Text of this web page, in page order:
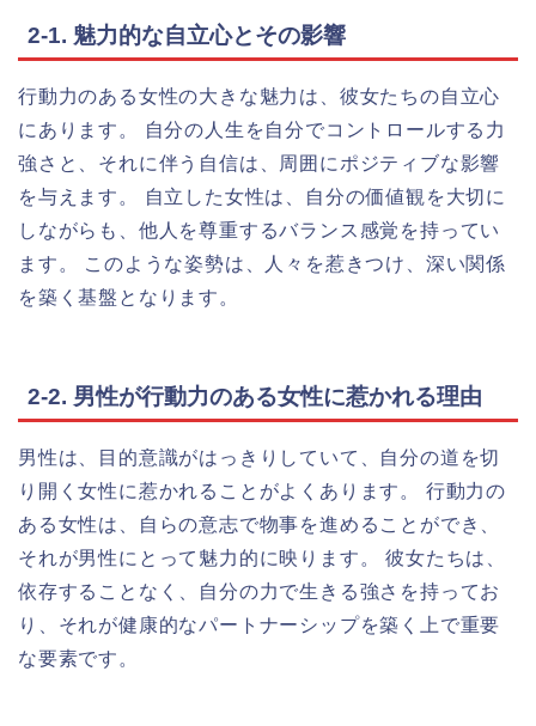
2-1. 魅力的な自立心とその影響
行動力のある女性の大きな魅力は、彼女たちの自立心
にあります。 自分の人生を自分でコントロールする力
強さと、それに伴う自信は、周囲にポジティブな影響
を与えます。 自立した女性は、自分の価値観を大切に
しながらも、他人を尊重するバランス感覚を持ってい
ます。 このような姿勢は、人々を惹きつけ、深い関係
を築く基盤となります。
2-2. 男性が行動力のある女性に惹かれる理由
男性は、目的意識がはっきりしていて、自分の道を切
り開く女性に惹かれることがよくあります。 行動力の
ある女性は、自らの意志で物事を進めることができ、
それが男性にとって魅力的に映ります。 彼女たちは、
依存することなく、自分の力で生きる強さを持ってお
り、それが健康的なパートナーシップを築く上で重要
な要素です。